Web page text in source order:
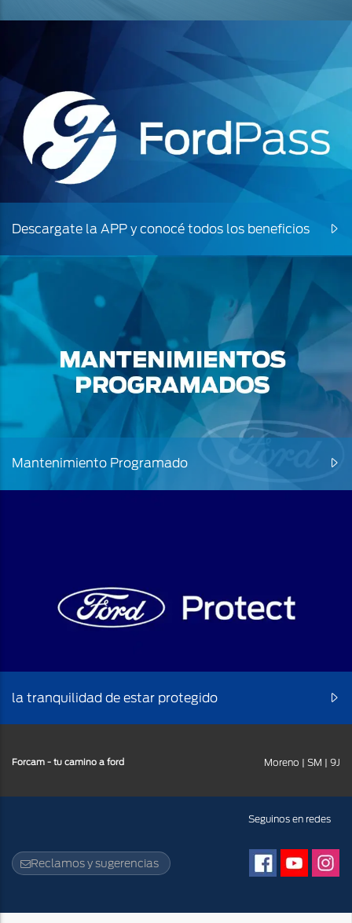
Descargate la APP y conocé todos los beneficios
Mantenimiento Programado
la tranquilidad de estar protegido
Forcam - tu camino a ford Moreno | SM | 9J
Reclamos y sugerencias
Seguinos en redes
Facebook
Youtube